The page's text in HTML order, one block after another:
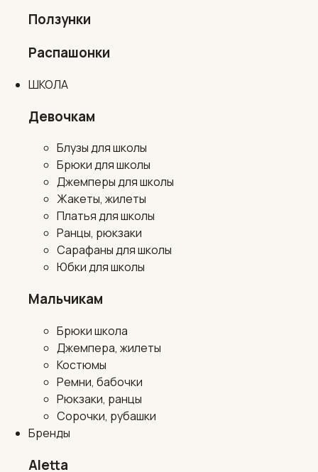
Ползунки
Распашонки
ШКОЛА
Девочкам
Блузы для школы
Брюки для школы
Джемперы для школы
Жакеты, жилеты
Платья для школы
Ранцы, рюкзаки
Сарафаны для школы
Юбки для школы
Мальчикам
Брюки школа
Джемпера, жилеты
Костюмы
Ремни, бабочки
Рюкзаки, ранцы
Сорочки, рубашки
Бренды
Aletta